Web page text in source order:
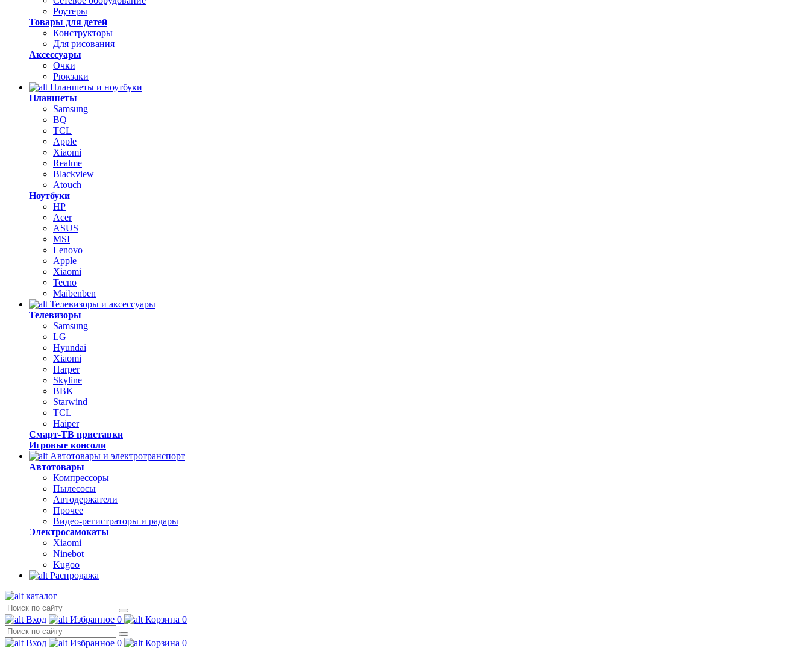
Роутеры
Товары для детей
Конструкторы
Для рисования
Аксессуары
Очки
Рюкзаки
Планшеты и ноутбуки
Планшеты
Samsung
BQ
TCL
Apple
Xiaomi
Realme
Blackview
Atouch
Ноутбуки
HP
Acer
ASUS
MSI
Lenovo
Apple
Xiaomi
Tecno
Maibenben
Телевизоры и аксессуары
Телевизоры
Samsung
LG
Hyundai
Xiaomi
Harper
Skyline
BBK
Starwind
TCL
Haiper
Смарт-ТВ приставки
Игровые консоли
Автотовары и электротранспорт
Автотовары
Компрессоры
Пылесосы
Автодержатели
Прочее
Видео-регистраторы и радары
Электросамокаты
Xiaomi
Ninebot
Kugoo
Распродажа
каталог
Вход Избранное 0 Корзина 0
Вход Избранное 0 Корзина 0